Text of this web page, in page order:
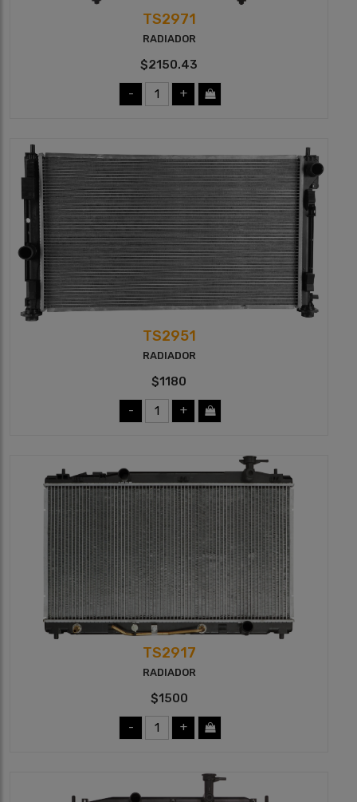
TS2971
RADIADOR
$2150.43
- +
TS2951
RADIADOR
$1180
- +
TS2917
RADIADOR
$1500
- +